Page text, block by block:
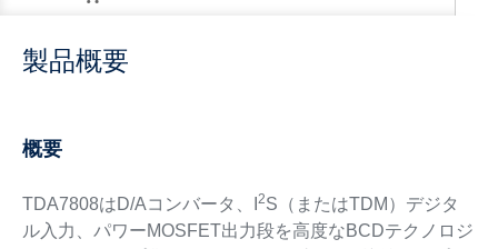
製品概要
概要
TDA7808はD/Aコンバータ、I 2S（またはTDM）デジタ
ル入力、パワーMOSFET出力段を高度なBCDテクノロジ